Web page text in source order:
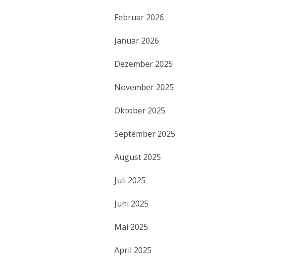
Februar 2026
Januar 2026
Dezember 2025
November 2025
Oktober 2025
September 2025
August 2025
Juli 2025
Juni 2025
Mai 2025
April 2025